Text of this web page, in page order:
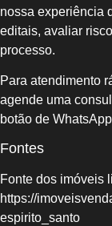
nossa experiência
editais, avaliar
processo.
Para atendimento
agende uma
botão de
Fontes
Fonte dos imóveis
https://
espirito_santo